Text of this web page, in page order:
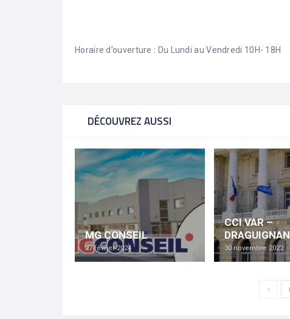
Horaire d’ouverture : Du Lundi au Vendredi 10H- 18H
DÉCOUVREZ AUSSI
MG CONSEIL
27 février 2024
CCI VAR –
DRAGUIGNAN
30 novembre 2022